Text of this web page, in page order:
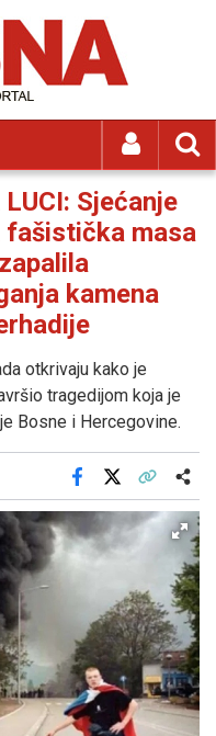
Sjećanje
fašistička masa
kamena
otkrivaju kako je
tragedijom koja je
Bosne i Hercegovine.
Facebook